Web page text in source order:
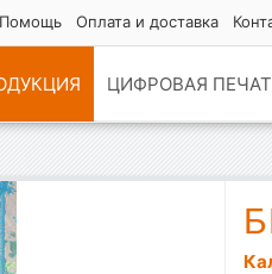
Помощь Оплата и доставка
ЦИФРОВАЯ